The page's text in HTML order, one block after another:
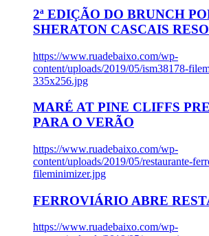
2ª EDIÇÃO DO BRUNCH
SHERATON CASCAIS
https://www.ruadebaixo.com/wp-
content/uploads/2019/05/ism38178-
335x256.jpg
MARÉ AT PINE CLIFFS
PARA O VERÃO
https://www.ruadebaixo.com/wp-
content/uploads/2019/05/restaurante-
fileminimizer.jpg
FERROVIÁRIO ABRE
https://www.ruadebaixo.com/wp-